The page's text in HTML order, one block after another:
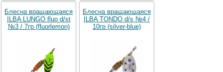
Блесна вращающаяся
ILBA LUNGO fluo d/st
№3 / 7гр (fluorlemon)
Блесна вращающаяся
ILBA TONDO d/s №4 /
10гр (silver-blue)